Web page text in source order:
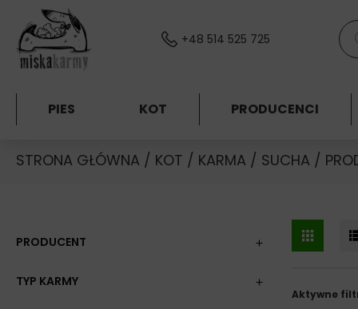
Skocz do treści
+48 514 525 725
PIES KOT PRODUCENCI
STRONA GŁÓWNA / KOT / KARMA / SUCHA /
Aktywne
PRODUCENT
TYP KARMY